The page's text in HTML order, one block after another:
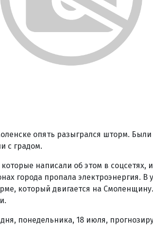
опять разыгрался шторм.
с градом.
написали об этом в соцсетях,
города пропала электроэнергия.
который двигается на
понедельника, 18 июля,